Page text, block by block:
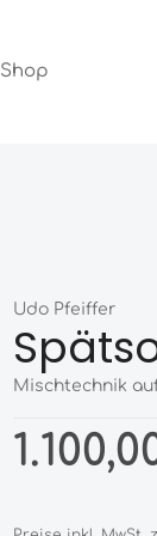
Shop
Udo Pfeiffer
Mischtechnik